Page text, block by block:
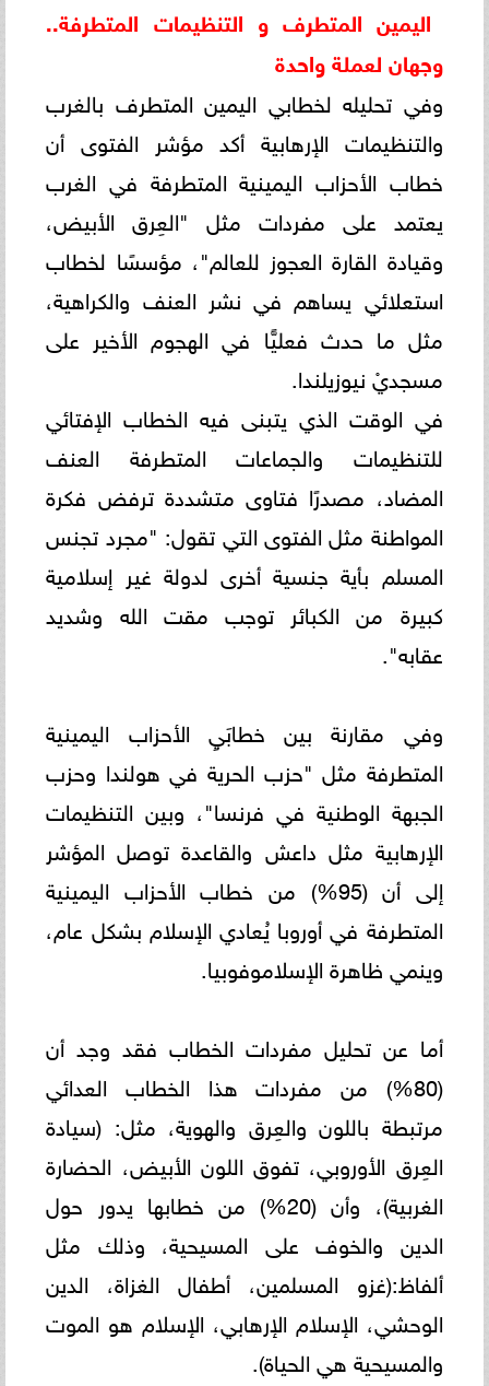
اليمين المتطرف و التنظيمات المتطرفة..
وجهان لعملة واحدة
وفي تحليله لخطابي اليمين المتطرف بالغرب
والتنظيمات الإرهابية أكد مؤشر الفتوى أن
خطاب الأحزاب اليمينية المتطرفة في الغرب
يعتمد على مفردات مثل "العِرق الأبيض،
وقيادة القارة العجوز للعالم"، مؤسسًا لخطاب
استعلائي يساهم في نشر العنف والكراهية،
مثل ما حدث فعليًّا في الهجوم الأخير على
مسجديْ نيوزيلندا.
في الوقت الذي يتبنى فيه الخطاب الإفتائي
للتنظيمات والجماعات المتطرفة العنف
المضاد، مصدرًا فتاوى متشددة ترفض فكرة
المواطنة مثل الفتوى التي تقول: "مجرد تجنس
المسلم بأية جنسية أخرى لدولة غير إسلامية
كبيرة من الكبائر توجب مقت الله وشديد
عقابه".
وفي مقارنة بين خطابَيِ الأحزاب اليمينية
المتطرفة مثل "حزب الحرية في هولندا وحزب
الجبهة الوطنية في فرنسا"، وبين التنظيمات
الإرهابية مثل داعش والقاعدة توصل المؤشر
إلى أن (95%) من خطاب الأحزاب اليمينية
المتطرفة في أوروبا يُعادي الإسلام بشكل عام،
وينمي ظاهرة الإسلاموفوبيا.
أما عن تحليل مفردات الخطاب فقد وجد أن
(80%) من مفردات هذا الخطاب العدائي
مرتبطة باللون والعِرق والهوية، مثل: (سيادة
العِرق الأوروبي، تفوق اللون الأبيض، الحضارة
الغربية)، وأن (20%) من خطابها يدور حول
الدين والخوف على المسيحية، وذلك مثل
ألفاظ:(غزو المسلمين، أطفال الغزاة، الدين
الوحشي، الإسلام الإرهابي، الإسلام هو الموت
والمسيحية هي الحياة).